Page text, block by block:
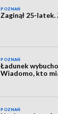
POZNAŃ
Zaginął 25-
POZNAŃ
Ładunek
Wiadomo, kto
POZNAŃ